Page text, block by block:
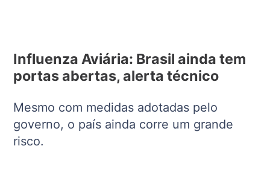
Influenza Aviária: Brasil ainda tem
portas abertas, alerta técnico
Mesmo com medidas adotadas pelo
governo, o país ainda corre um grande
risco.